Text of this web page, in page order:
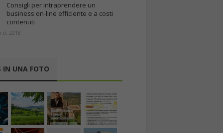
Consigli per intraprendere un
business on-line efficiente e a costi
contenuti
2018
IN UNA FOTO